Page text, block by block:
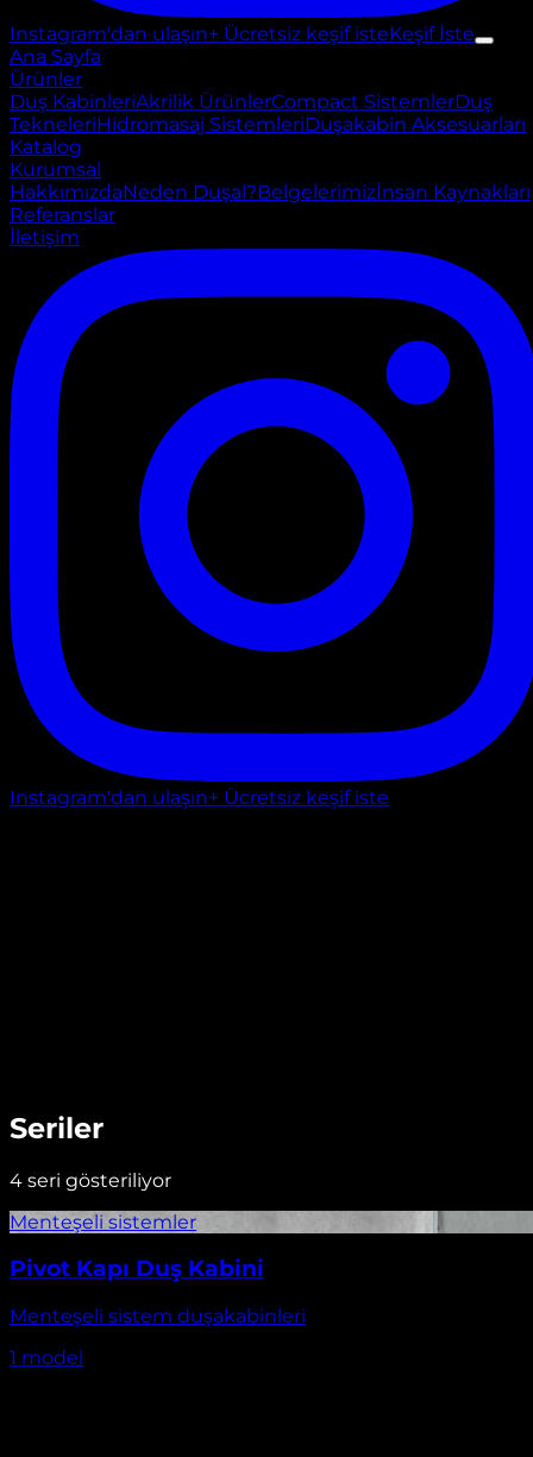
Instagram'dan ulaşın+ Ücretsiz keşif isteKeşif İste
Ana Sayfa
Ürünler
Duş KabinleriAkrilik ÜrünlerCompact SistemlerDuş
TekneleriHidromasaj SistemleriDuşakabin Aksesuarları
Katalog
Kurumsal
HakkımızdaNeden Duşal?Belgelerimizİnsan Kaynakları
Referanslar
İletişim
Instagram'dan ulaşın+ Ücretsiz keşif iste
Seriler
4 seri gösteriliyor
Pivot Kapı Duş Kabini
Menteşeli sistem duşakabinleri
1 model